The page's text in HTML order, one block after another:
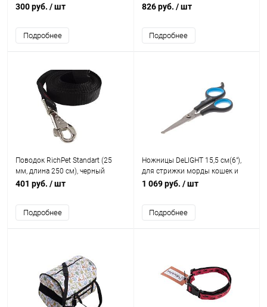
300 руб. / шт
Подробнее
см), красный
826 руб. / шт
Подробнее
Поводок RichPet Standart (25
мм, длина 250 см), черный
401 руб. / шт
Подробнее
Ножницы DeLIGHT 15,5 см(6"),
для стрижки морды кошек и
собак, с закругл.
смещённые кольца
1 069 руб. / шт
Подробнее